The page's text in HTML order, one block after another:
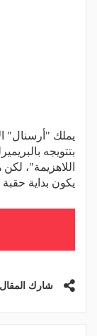
يملك "أرسنال"
اللاهزيمة"،
يكون بداية حقبة
شارك المقال